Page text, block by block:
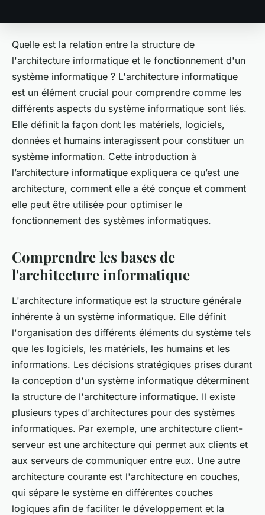
Quelle est la relation entre la structure de
l'architecture informatique et le fonctionnement d'un
système informatique ? L'architecture informatique
est un élément crucial pour comprendre comme les
différents aspects du système informatique sont liés.
Elle définit la façon dont les matériels, logiciels,
données et humains interagissent pour constituer un
système information. Cette introduction à
l’architecture informatique expliquera ce qu’est une
architecture, comment elle a été conçue et comment
elle peut être utilisée pour optimiser le
fonctionnement des systèmes informatiques.
Comprendre les bases de
l'architecture informatique
L'architecture informatique est la structure générale
inhérente à un système informatique. Elle définit
l'organisation des différents éléments du système tels
que les logiciels, les matériels, les humains et les
informations. Les décisions stratégiques prises durant
la conception d'un système informatique déterminent
la structure de l'architecture informatique. Il existe
plusieurs types d'architectures pour des systèmes
informatiques. Par exemple, une architecture client-
serveur est une architecture qui permet aux clients et
aux serveurs de communiquer entre eux. Une autre
architecture courante est l'architecture en couches,
qui sépare le système en différentes couches
logiques afin de faciliter le développement et la